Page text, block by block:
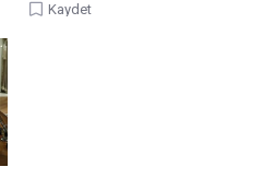
Kaydet